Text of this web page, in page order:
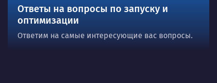
Ответы на вопросы по запуску и
оптимизации
Ответим на самые интересующие вас вопросы.